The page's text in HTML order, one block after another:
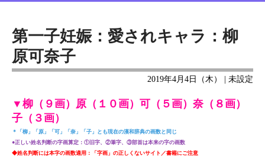
第一子妊娠：愛されキャラ：柳
原可奈子
2019年4月4日（木） | 未設定
▼柳（９画）原（１０画）可（５画）奈（８画）
子（３画）
＊「柳」「原」「可」「奈」「子」とも現在の漢和辞典の画数と同じ
●正しい姓名判断の字画算定：①旧字、②筆字、③部首は本来の字の画数
◆姓名判断には本字の画数適用：「字画」の正しくないサイト／書籍にご注意